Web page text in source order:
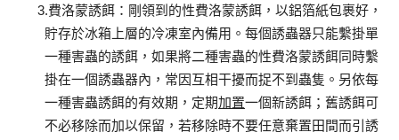
3.費洛蒙誘餌：剛領到的性費洛蒙誘餌，以鋁箔紙包裹好，
貯存於冰箱上層的冷凍室內備用。每個誘蟲器只能繫掛單
一種害蟲的誘餌，如果將二種害蟲的性費洛蒙誘餌同時繫
掛在一個誘蟲器內，常因互相干擾而捉不到蟲隻。另依每
一種害蟲誘餌的有效期，定期加置一個新誘餌；舊誘餌可
不必移除而加以保留，若移除時不要任意棄置田間而引誘